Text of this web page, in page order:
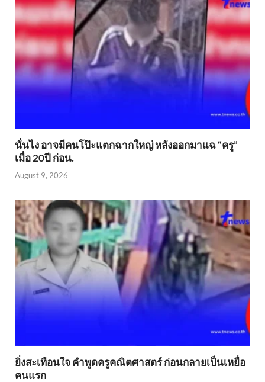
นั่นไง อาจมีคนโป๊ะแตกฉากใหญ่ หลังออกมาแฉ “ครู”
เมื่อ 20ปี ก่อน.
August 9, 2026
ยิ่งสะเทือนใจ คำพูดครูคณิตศาสตร์ ก่อนกลายเป็นเหยื่อ
คนแรก